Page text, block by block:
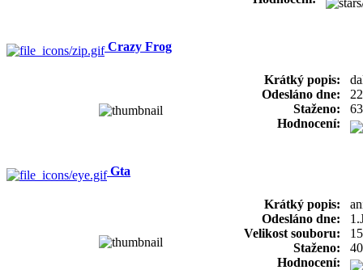
Crazy Frog
Krátký popis:
Odesláno dne:
Staženo:
Hodnocení:
Gta
Krátký popis:
Odesláno dne:
Velikost souboru:
Staženo:
Hodnocení: